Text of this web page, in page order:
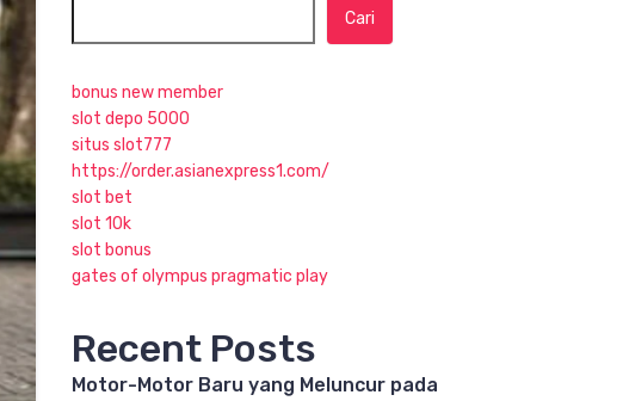
Cari
bonus new member
slot depo 5000
situs slot777
https://order.asianexpress1.com/
slot bet
slot 10k
slot bonus
gates of olympus pragmatic play
Recent Posts
Motor-Motor Baru yang Meluncur pada